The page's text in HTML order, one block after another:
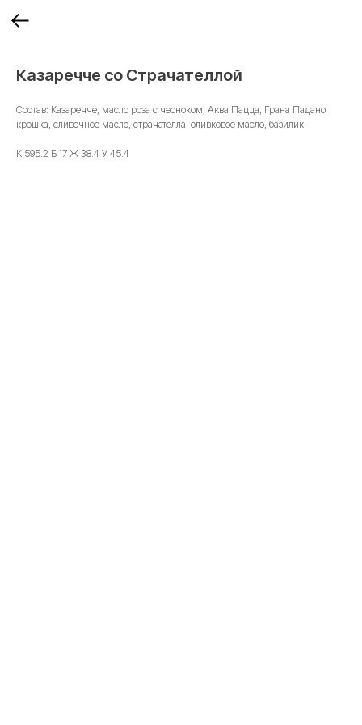
Казаречче со Страчателлой
Состав: Казаречче, масло роза с чесноком, Аква Пацца, Грана Падано
крошка, сливочное масло, страчателла, оливковое масло, базилик.
К:595.2 Б 17 Ж 38.4 У 45.4